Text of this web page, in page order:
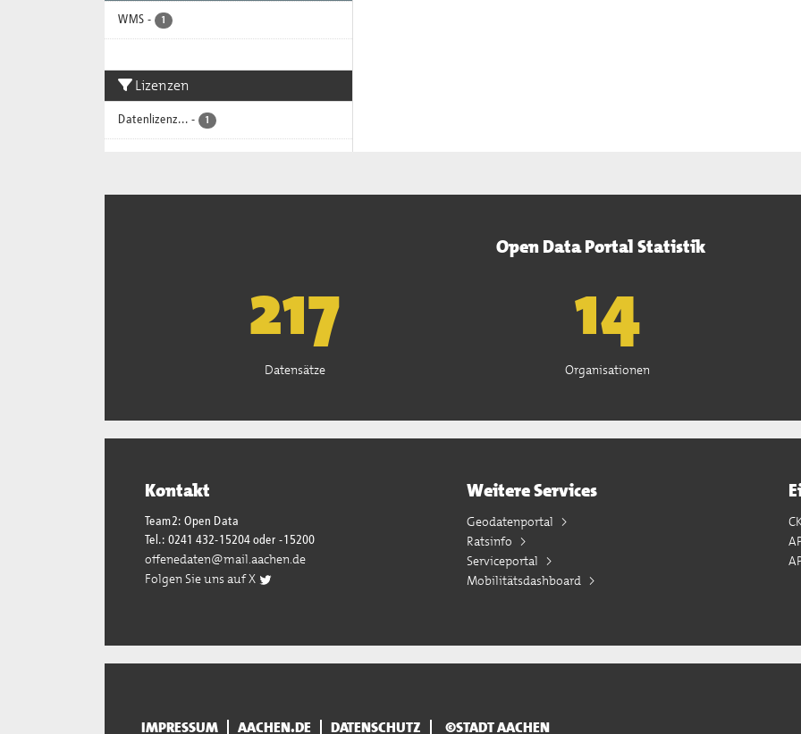
WMS - 1
Lizenzen
Datenlizenz... - 1
Open Data Portal Statistik
221
Datensätze
15
Organisationen
Kontakt
Team2: Open Data
Tel.: 0241 432-15204 oder -15200
offenedaten@mail.aachen.de
Folgen Sie uns auf X
Weitere Services
Geodatenportal
Ratsinfo
Serviceportal
Mobilitätsdashboard
IMPRESSUM AACHEN.DE DATENSCHUTZ ©STADT AACHEN